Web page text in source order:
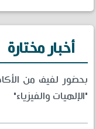
أخبار مختارة
بحضور لفيف من
"الإلهيات والفيزياء"